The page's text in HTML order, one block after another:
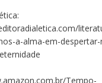
a-alma-em-despertar-
Tempo-